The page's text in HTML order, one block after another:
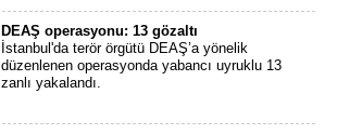
DEAŞ operasyonu: 13 gözaltı
İstanbul'da terör örgütü DEAŞ’a yönelik
düzenlenen operasyonda yabancı uyruklu 13
zanlı yakalandı.